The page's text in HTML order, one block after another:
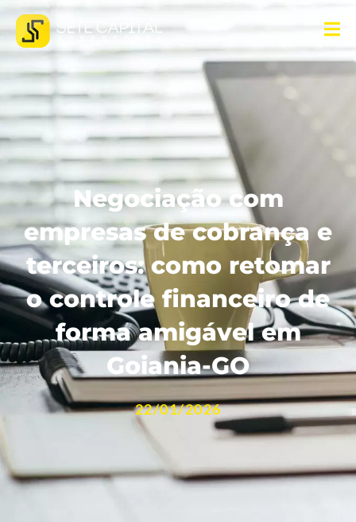
Negociação com
empresas de cobrança e
terceiros: como retomar
o controle financeiro de
forma amigável em
Goiania-GO
22/01/2026